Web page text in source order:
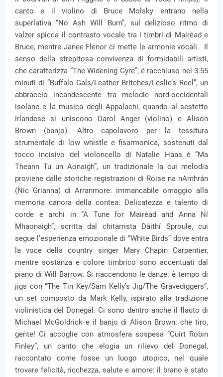
canto e il violino di Bruce Molsky entrano nella
superlativa “No Ash Will Burn”, sul delizioso ritmo di
valzer spicca il contrasto vocale tra i timbri di Mairéad e
Bruce, mentre Janee Flenor ci mette le armonie vocali. Il
senso della strepitosa convivenza di formidabili artisti,
che caratterizza “The Widening Gyre”, é racchiuso nei 3.55
minuti di “Buffalo Gals/Leather Britches/Leslie’s Reel”, un
abbraccio incandescente tra melodie nord-occidentali
isolane e la musica degli Appalachi, quando al sestetto
irlandese si uniscono Darol Anger (violino) e Alison
Brown (banjo). Altro capolavoro per la tessitura
strumentale di low whistle e fisarmonica, sostenuti dal
tocco incisivo del violoncello di Natalie Haas è “Ma
Theann Tu un Aonaigh”, un tradizionale la cui melodia
proviene dalle storiche registrazioni di Róise na nAmhrán
(Nic Grianna) di Arranmore: immancabile omaggio alla
memoria canora della contea. Delicatezza e talento di
corde e archi in “A Tune for Mairéad and Anna Ní
Mhaonaigh”, scritta dal chitarrista Dáithí Sproule, cui
segue l’esperienza emozionale di “White Birds” dove entra
la voce della country singer Mary Chapin Carpentier,
mentre sostanza e colore timbrico sono accentuati dal
piano di Will Barrow. Si riaccendono le danze: è tempo di
jigs con “The Tin Key/Sam Kelly’s Jig/The Gravediggers”,
un set composto da Mark Kelly, ispirato alla tradizione
violinistica del Donegal. Ci sono dentro anche il flauto di
Michael McGoldrick e il banjo di Alison Brown: che tiro,
gente! Ci accoglie con atmosfera sospesa “Cuirt Robin
Finley”, un canto che elogia un rilievo del Donegal,
raccontato come fosse un luogo utopico, nel quale
trovare felicità, ricchezza, salute e amore: il brano è stato